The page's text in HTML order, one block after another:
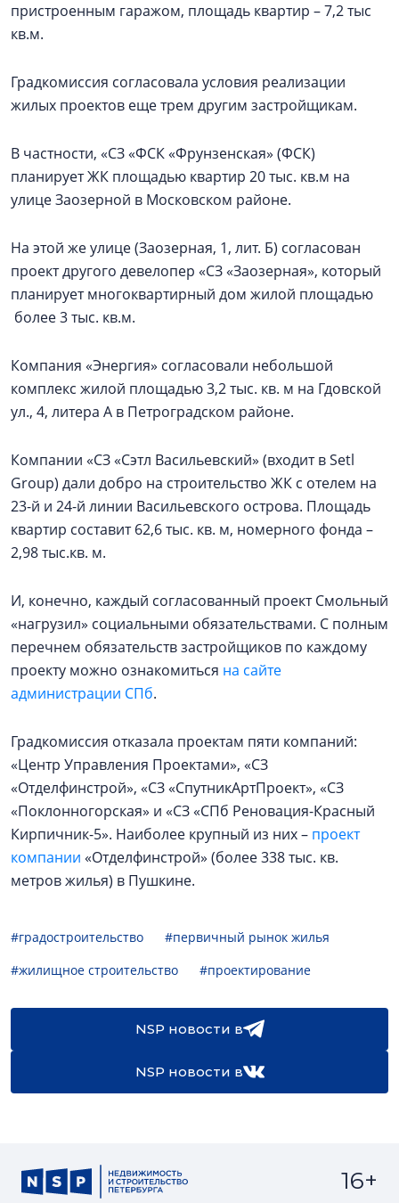
пристроенным гаражом, площадь квартир – 7,2 тыс
кв.м.
Градкомиссия согласовала условия реализации
жилых проектов еще трем другим застройщикам.
В частности, «СЗ «ФСК «Фрунзенская» (ФСК)
планирует ЖК площадью квартир 20 тыс. кв.м на
улице Заозерной в Московском районе.
На этой же улице (Заозерная, 1, лит. Б) согласован
проект другого девелопер «СЗ «Заозерная», который
планирует многоквартирный дом жилой площадью
более 3 тыс. кв.м.
Компания «Энергия» согласовали небольшой
комплекс жилой площадью 3,2 тыс. кв. м на Гдовской
ул., 4, литера А в Петроградском районе.
Компании «СЗ «Сэтл Васильевский» (входит в Setl
Group) дали добро на строительство ЖК с отелем на
23-й и 24-й линии Васильевского острова. Площадь
квартир составит 62,6 тыс. кв. м, номерного фонда –
2,98 тыс.кв. м.
И, конечно, каждый согласованный проект Смольный
«нагрузил» социальными обязательствами. С полным
перечнем обязательств застройщиков по каждому
проекту можно ознакомиться на сайте
администрации СПб.
Градкомиссия отказала проектам пяти компаний:
«Центр Управления Проектами», «СЗ
«Отделфинстрой», «СЗ «СпутникАртПроект», «СЗ
«Поклонногорская» и «СЗ «СПб Реновация-Красный
Кирпичник-5». Наиболее крупный из них – проект
компании «Отделфинстрой» (более 338 тыс. кв.
метров жилья) в Пушкине.
#градостроительство
#первичный рынок жилья
#жилищное строительство
#проектирование
NSP новости в
NSP новости в
16+